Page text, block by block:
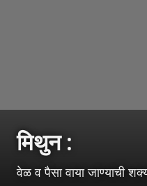
मिथुन :
वेळ व पैसा वाया जाण्याची